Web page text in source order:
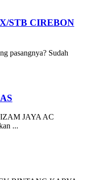
STB CIREBON
pasangnya? Sudah
JAYA AC
...